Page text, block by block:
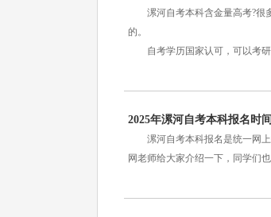
漯河自考本科含金量高考?很多
的。
自考学历国家认可，可以考研
2025年漯河自考本科报名时
漯河自考本科报名是统一网上
网老师给大家介绍一下，同学们